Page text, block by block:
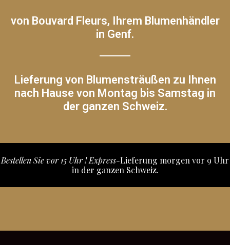
von Bouvard Fleurs, Ihrem Blumenhändler
in Genf.
Lieferung von Blumensträußen zu Ihnen
nach Hause von Montag bis Samstag in
der ganzen Schweiz.
Bestellen Sie vor 15 Uhr ! Express-Lieferung morgen vor 9 Uhr
in der ganzen Schweiz.